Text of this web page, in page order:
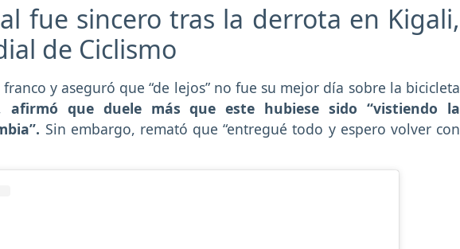
fue sincero tras la derrota en Kigali,
de Ciclismo
y aseguró que “de lejos” no fue su mejor día sobre la bicicleta
afirmó que duele más que este hubiese sido “vistiendo la
Sin embargo, remató que “entregué todo y espero volver con